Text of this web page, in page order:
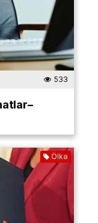
533
Ölkə